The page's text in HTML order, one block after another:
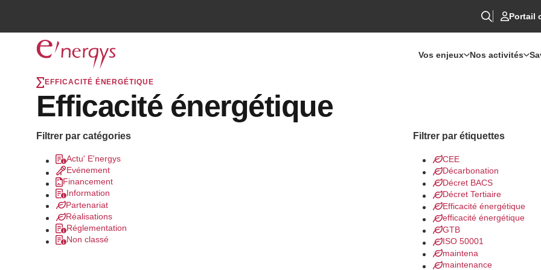
Portail
Vos enjeux Nos activités
EFFICACITÉ ÉNERGÉTIQUE
Efficacité énergétique
Filtrer par catégories
Actu' E'nergys
Evénement
Financement
Information
Partenariat
Réalisations
Réglementation
Non classé
Filtrer par étiquettes
CEE
Décarbonation
Décret BACS
Décret Tertiaire
Efficacité énergétique
efficacité énergétique
GTB
ISO 50001
maintena
maintenance